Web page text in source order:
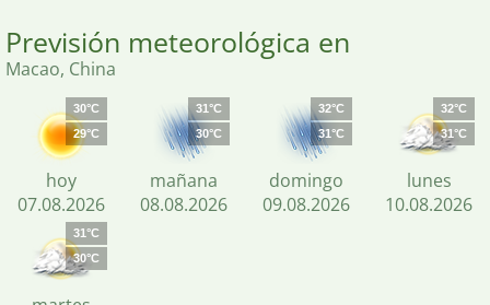
Previsión meteorológica en
Macao, China
30°C
29°C
hoy
07.08.2026
31°C
30°C
mañana
08.08.2026
32°C
31°C
domingo
09.08.2026
32°C
31°C
lunes
10.08.2026
31°C
30°C